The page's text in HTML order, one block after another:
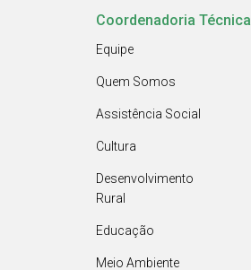
Coordenadoria Técnica
Equipe
Quem Somos
Assistência Social
Cultura
Desenvolvimento
Rural
Educação
Meio Ambiente